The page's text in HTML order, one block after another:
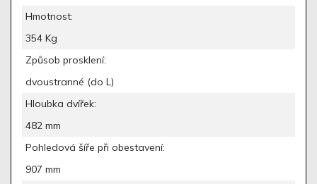
Hmotnost:
354 Kg
Způsob prosklení:
dvoustranné (do L)
Hloubka dvířek:
482 mm
Pohledová šíře při obestavení:
907 mm